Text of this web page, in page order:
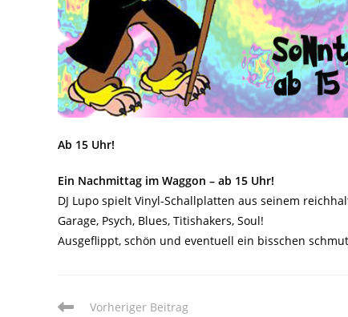
Ab 15 Uhr!
Ein Nachmittag im Waggon – ab 15 Uhr!
DJ Lupo spielt Vinyl-Schallplatten aus seinem
Garage, Psych, Blues, Titishakers, Soul!
Ausgeflippt, schön und eventuell ein bisschen
WeitereVorheriger Beitrag